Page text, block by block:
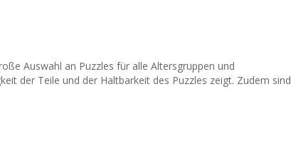
Auswahl an Puzzles für alle Altersgruppen und
der Teile und der Haltbarkeit des Puzzles zeigt. Zudem sind